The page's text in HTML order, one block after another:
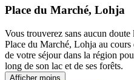
Place du Marché, Lohja
Vous trouverez sans aucun
Place du Marché, Lohja au
de votre séjour dans la région
long de son lac et de ses forêts.
Afficher moins